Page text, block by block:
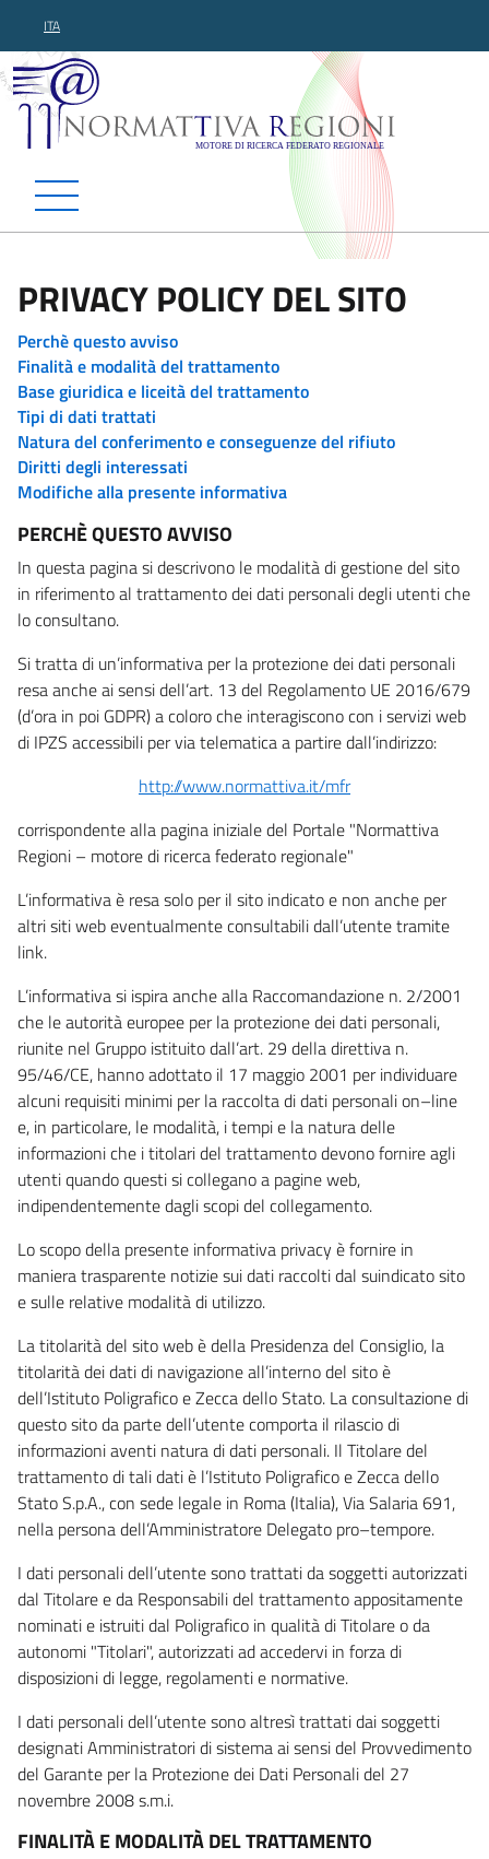
ITA
Normattiva Regioni -
PRIVACY POLICY DEL SITO
Perchè questo avviso
Finalità e modalità del trattamento
Base giuridica e liceità del trattamento
Tipi di dati trattati
Natura del conferimento e conseguenze del rifiuto
Diritti degli interessati
Modifiche alla presente informativa
PERCHÈ QUESTO AVVISO
In questa pagina si descrivono le modalità di gestione del sito
in riferimento al trattamento dei dati personali degli utenti che
lo consultano.
Si tratta di un’informativa per la protezione dei dati personali
resa anche ai sensi dell’art. 13 del Regolamento UE 2016/679
(d’ora in poi GDPR) a coloro che interagiscono con i servizi web
di IPZS accessibili per via telematica a partire dall’indirizzo:
http://www.normattiva.it/mfr
corrispondente alla pagina iniziale del Portale "Normattiva
Regioni – motore di ricerca federato regionale"
L’informativa è resa solo per il sito indicato e non anche per
altri siti web eventualmente consultabili dall’utente tramite
link.
L’informativa si ispira anche alla Raccomandazione n. 2/2001
che le autorità europee per la protezione dei dati personali,
riunite nel Gruppo istituito dall’art. 29 della direttiva n.
95/46/CE, hanno adottato il 17 maggio 2001 per individuare
alcuni requisiti minimi per la raccolta di dati personali on–line
e, in particolare, le modalità, i tempi e la natura delle
informazioni che i titolari del trattamento devono fornire agli
utenti quando questi si collegano a pagine web,
indipendentemente dagli scopi del collegamento.
Lo scopo della presente informativa privacy è fornire in
maniera trasparente notizie sui dati raccolti dal suindicato sito
e sulle relative modalità di utilizzo.
La titolarità del sito web è della Presidenza del Consiglio, la
titolarità dei dati di navigazione all’interno del sito è
dell’Istituto Poligrafico e Zecca dello Stato. La consultazione di
questo sito da parte dell’utente comporta il rilascio di
informazioni aventi natura di dati personali. Il Titolare del
trattamento di tali dati è l’Istituto Poligrafico e Zecca dello
Stato S.p.A., con sede legale in Roma (Italia), Via Salaria 691,
nella persona dell’Amministratore Delegato pro–tempore.
I dati personali dell’utente sono trattati da soggetti autorizzati
dal Titolare e da Responsabili del trattamento appositamente
nominati e istruiti dal Poligrafico in qualità di Titolare o da
autonomi "Titolari", autorizzati ad accedervi in forza di
disposizioni di legge, regolamenti e normative.
I dati personali dell’utente sono altresì trattati dai soggetti
designati Amministratori di sistema ai sensi del Provvedimento
del Garante per la Protezione dei Dati Personali del 27
novembre 2008 s.m.i.
FINALITÀ E MODALITÀ DEL TRATTAMENTO